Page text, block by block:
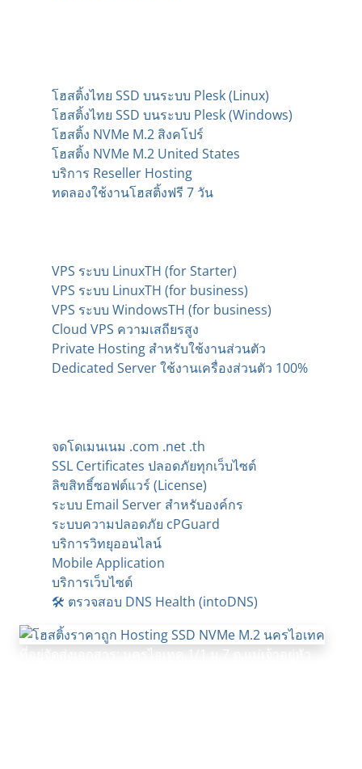
โฮสติ้งไทย SSD บนระบบ Plesk (Linux)
โฮสติ้งไทย SSD บนระบบ Plesk (Windows)
โฮสติ้ง NVMe M.2 สิงคโปร์
โฮสติ้ง NVMe M.2 United States
บริการ Reseller Hosting
ทดลองใช้งานโฮสติ้งฟรี 7 วัน
VPS ระบบ LinuxTH (for Starter)
VPS ระบบ LinuxTH (for business)
VPS ระบบ WindowsTH (for business)
Cloud VPS ความเสถียรสูง
Private Hosting สำหรับใช้งานส่วนตัว
Dedicated Server ใช้งานเครื่องส่วนตัว 100%
จดโดเมนเนม .com .net .th
SSL Certificates ปลอดภัยทุกเว็บไซต์
ลิขสิทธิ์ซอฟต์แวร์ (License)
ระบบ Email Server สำหรับองค์กร
ระบบความปลอดภัย cPGuard
บริการวิทยุออนไลน์
Mobile Application
บริการเว็บไซต์
🛠️ ตรวจสอบ DNS Health (intoDNS)
ที่อยู่จัดส่งเอกสาร: นครไอเทค 1/1 ม.7 ต.แม่เจ้าอยู่หัว